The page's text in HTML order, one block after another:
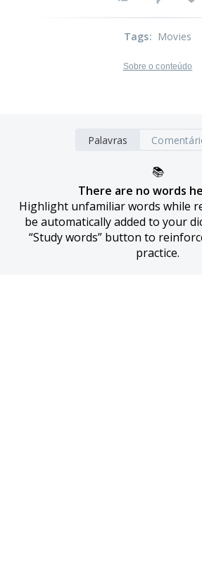
Tags: Movies
Sobre o conteúdo
Palavras
📚
There are no words
Highlight unfamiliar words while
be automatically added to your
“Study words” button to
practice.